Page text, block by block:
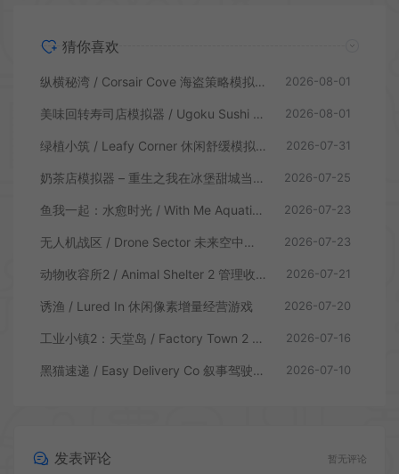
猜你喜欢
纵横秘湾 / Corsair Cove 海盗策略模拟游戏 2026-08-01
美味回转寿司店模拟器 / Ugoku Sushi Bar 休闲治愈模拟游戏 2026-08-01
绿植小筑 / Leafy Corner 休闲舒缓模拟游戏 2026-07-31
奶茶店模拟器 – 重生之我在冰堡甜城当店长 / Boba Cafe Simulator 模拟经营游戏 2026-07-25
鱼我一起：水愈时光 / With Me Aquatic Time 休闲养鱼游戏 2026-07-23
无人机战区 / Drone Sector 未来空中炮艇游戏 2026-07-23
动物收容所2 / Animal Shelter 2 管理收容模拟游戏 2026-07-21
诱渔 / Lured In 休闲像素增量经营游戏 2026-07-20
工业小镇2：天堂岛 / Factory Town 2 Paradise 自动流水线模拟游戏 2026-07-16
黑猫速递 / Easy Delivery Co 叙事驾驶模拟游戏 2026-07-10
发表评论 暂无评论